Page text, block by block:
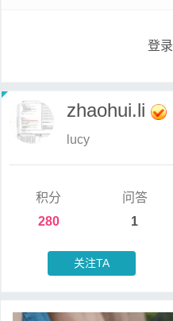
登录
zhaohui.li
lucy
积分
280
问答
1
关注TA